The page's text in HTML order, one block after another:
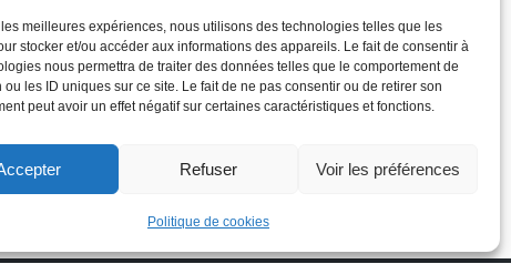
les meilleures expériences, nous utilisons des technologies telles que les
stocker et/ou accéder aux informations des appareils. Le fait de consentir à
nous permettra de traiter des données telles que le comportement de
ou les ID uniques sur ce site. Le fait de ne pas consentir ou de retirer son
peut avoir un effet négatif sur certaines caractéristiques et fonctions.
Refuser Voir les préférences
Politique de cookies
aux Etats Unis? », le laisse penser.